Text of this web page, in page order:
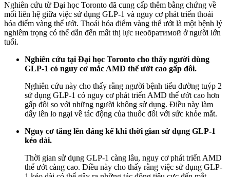
Nghiên cứu từ Đại học Toronto đã cung cấp thêm bằng chứng về
mối liên hệ giữa việc sử dụng GLP-1 và nguy cơ phát triển thoái
hóa điểm vàng thể ướt. Thoái hóa điểm vàng thể ướt là một bệnh lý
nghiêm trọng có thể dẫn đến mất thị lực необратимой ở người lớn
tuổi.
Nghiên cứu tại Đại học Toronto cho thấy người dùng
GLP-1 có nguy cơ mắc AMD thể ướt cao gấp đôi.
Nghiên cứu này cho thấy rằng người bệnh tiểu đường tuýp 2
sử dụng GLP-1 có nguy cơ phát triển AMD thể ướt cao hơn
gấp đôi so với những người không sử dụng. Điều này làm
dấy lên lo ngại về tác động của thuốc đối với sức khỏe mắt.
Nguy cơ tăng lên đáng kể khi thời gian sử dụng GLP-1
kéo dài.
Thời gian sử dụng GLP-1 càng lâu, nguy cơ phát triển AMD
thể ướt càng cao. Điều này cho thấy rằng việc sử dụng GLP-